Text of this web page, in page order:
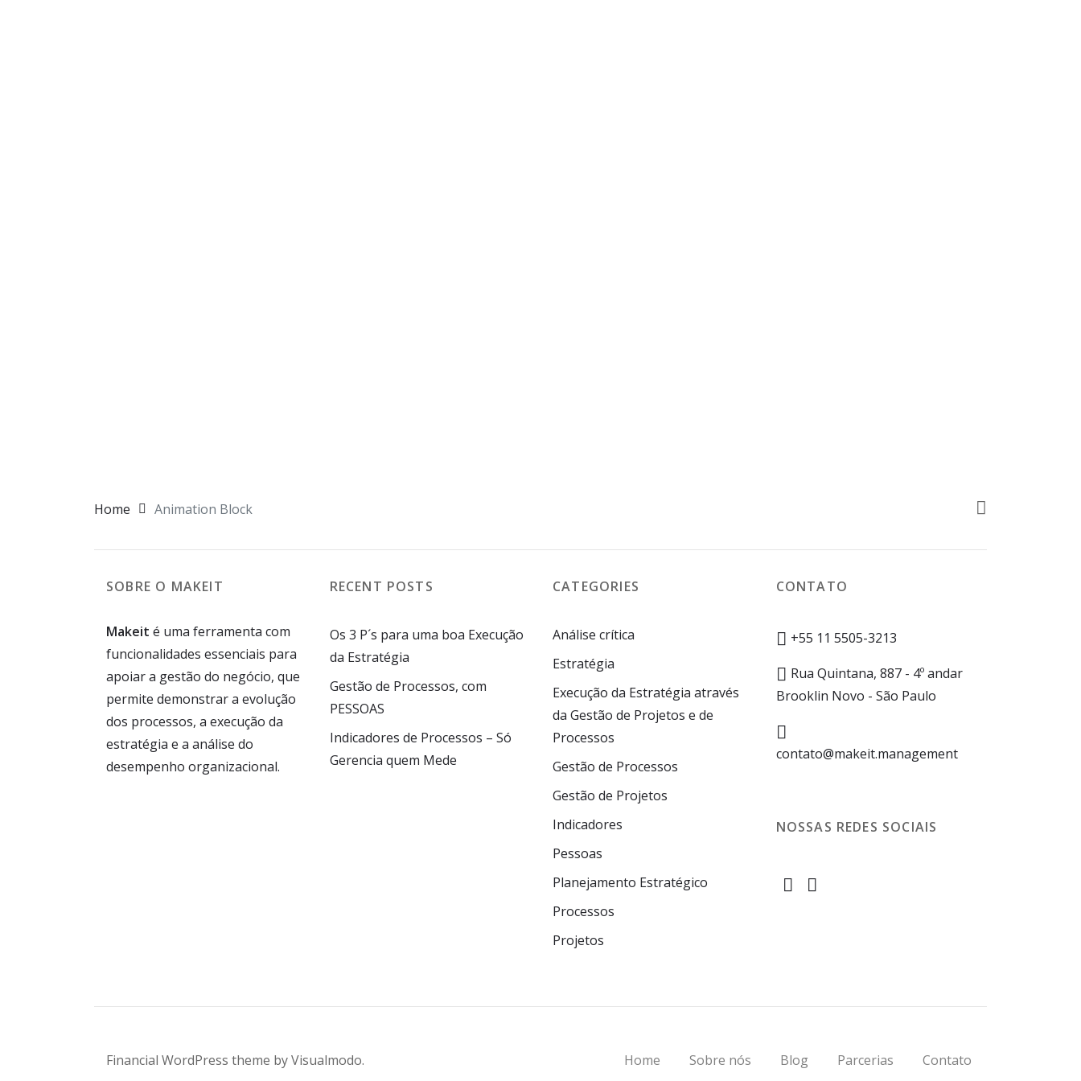
Home Animation Block
SOBRE O MAKEIT
Makeit é uma ferramenta com
funcionalidades essenciais para
apoiar a gestão do negócio, que
permite demonstrar a evolução
dos processos, a execução da
estratégia e a análise do
desempenho organizacional.
RECENT POSTS
Os 3 P´s para uma boa Execução
da Estratégia
Gestão de Processos, com
PESSOAS
Indicadores de Processos – Só
Gerencia quem Mede
CATEGORIES
Análise crítica
Estratégia
Execução da Estratégia através
da Gestão de Projetos e de
Processos
Gestão de Processos
Gestão de Projetos
Indicadores
Pessoas
Planejamento Estratégico
Processos
Projetos
CONTATO
+55 11 5505-3213
Rua Quintana, 887 - 4º andar
Brooklin Novo - São Paulo
contato@makeit.management
NOSSAS REDES SOCIAIS
Financial WordPress theme by Visualmodo. Home Sobre nós Blog Parcerias Contato